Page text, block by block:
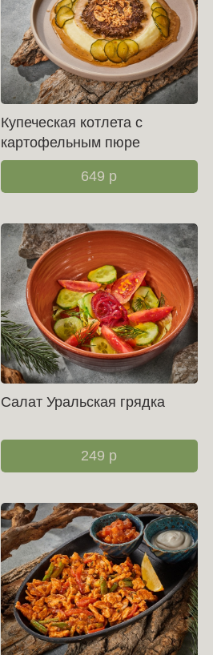
Купеческая котлета с
картофельным пюре
649 р
Салат Уральская грядка
249 р